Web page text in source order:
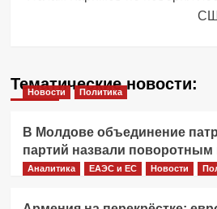
Тематические новости:
Новости Политика
В Молдове объединение
партий назвали
Аналитика ЕАЭС и ЕС Новости